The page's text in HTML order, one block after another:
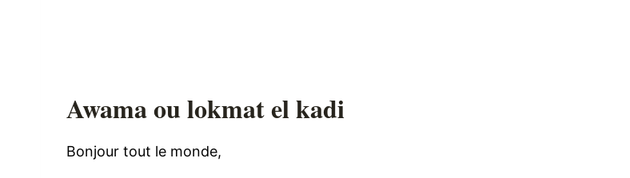
Awama ou lokmat el kadi
Bonjour tout le monde,